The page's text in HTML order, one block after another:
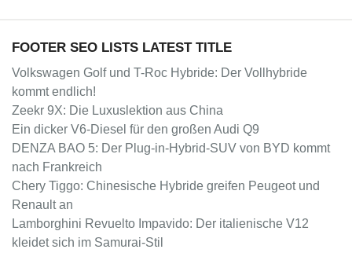
FOOTER SEO LISTS LATEST TITLE
Volkswagen Golf und T-Roc Hybride: Der Vollhybride
kommt endlich!
Zeekr 9X: Die Luxuslektion aus China
Ein dicker V6-Diesel für den großen Audi Q9
DENZA BAO 5: Der Plug-in-Hybrid-SUV von BYD kommt
nach Frankreich
Chery Tiggo: Chinesische Hybride greifen Peugeot und
Renault an
Lamborghini Revuelto Impavido: Der italienische V12
kleidet sich im Samurai-Stil